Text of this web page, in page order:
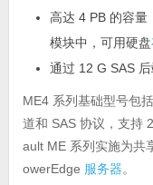
高达 4 PB 的容量
模块中，可用硬盘
通过 12 G SAS
ME4 系列基础型号包
道和 SAS 协议，支持
ault ME 系列实施为共
owerEdge 服务器。